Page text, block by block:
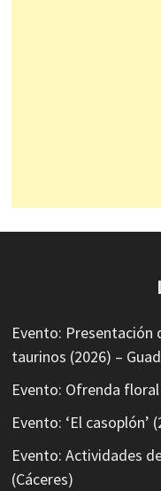
Evento:
taurinos (2026) –
Evento: Ofrenda floral
Evento: ‘El
Evento: Actividades
(Cáceres)